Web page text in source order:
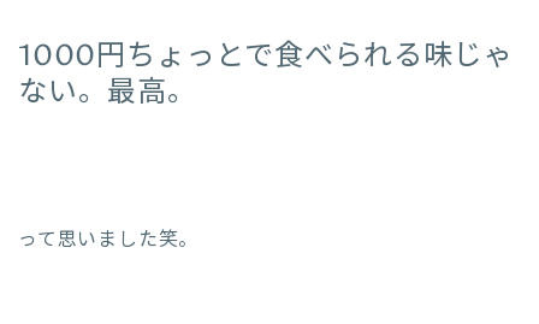
1000円ちょっとで食べられる味じゃ
ない。最高。
って思いました笑。